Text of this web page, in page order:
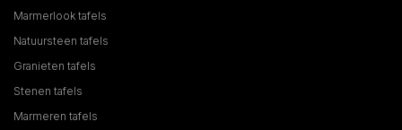
Marmerlook tafels
Natuursteen tafels
Granieten tafels
Stenen tafels
Marmeren tafels